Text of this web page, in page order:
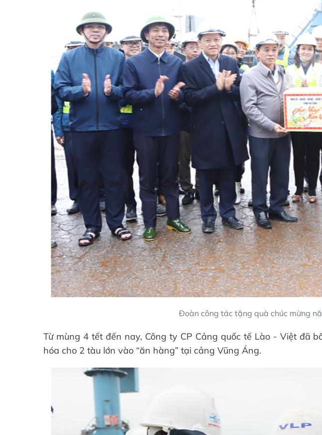
Đoàn công tác tặng quà chúc mừng
Từ mùng 4 tết đến nay, Công ty CP Cảng quốc tế Lào - Việt đã
hóa cho 2 tàu lớn vào “ăn hàng” tại cảng Vũng Áng.